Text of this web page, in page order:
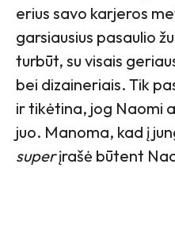
erius savo karjeros
garsiausius pasaulio
turbūt, su visais
bei dizaineriais. Tik
ir tikėtina, jog Naomi
juo. Manoma, kad į
superįrašė būtent